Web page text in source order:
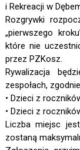
i Rekreacji w
Rozgrywki
„pierwszego
które nie
przez PZKosz.
Rywalizacja
zespołach,
• Dzieci z
• Dzieci z
Liczba miejsc
zostaną